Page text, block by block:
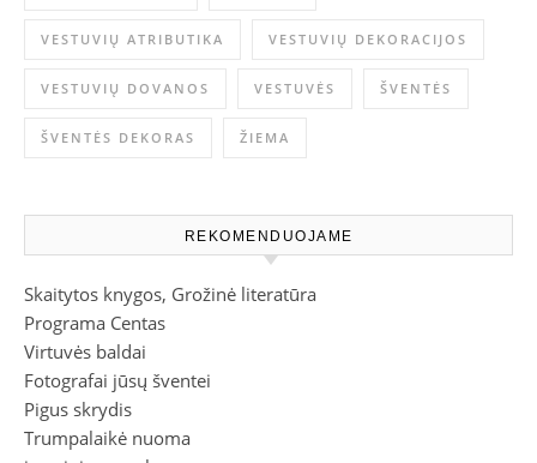
VESTUVIŲ ATRIBUTIKA VESTUVIŲ DEKORACIJOS
VESTUVIŲ DOVANOS VESTUVĖS ŠVENTĖS
ŠVENTĖS DEKORAS ŽIEMA
REKOMENDUOJAME
Skaitytos knygos, Grožinė literatūra
Programa Centas
Virtuvės baldai
Fotografai jūsų šventei
Pigus skrydis
Trumpalaikė nuoma